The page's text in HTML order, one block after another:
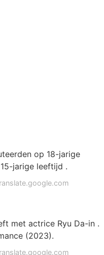
op 18-jarige
jarige leeftijd .
met actrice Ryu Da-in .
(2023).